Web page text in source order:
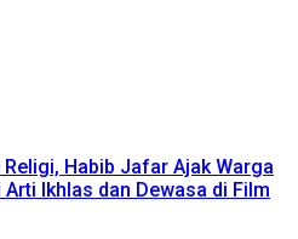
Habib Jafar Ajak Warga
Ikhlas dan Dewasa di Film